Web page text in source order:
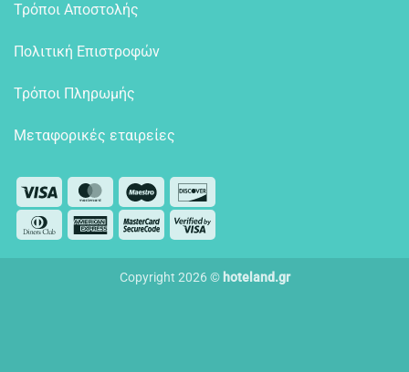
Τρόποι Αποστολής
Πολιτική Επιστροφών
Τρόποι Πληρωμής
Μεταφορικές εταιρείες
Visa MasterCardMaestro
Dinners
AmericanMasterCard
Visa
Copyright 2026 © hoteland.gr